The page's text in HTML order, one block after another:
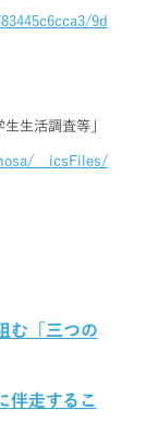
9d
生活調査等」
__icsFiles/
む「三つの
伴走するこ